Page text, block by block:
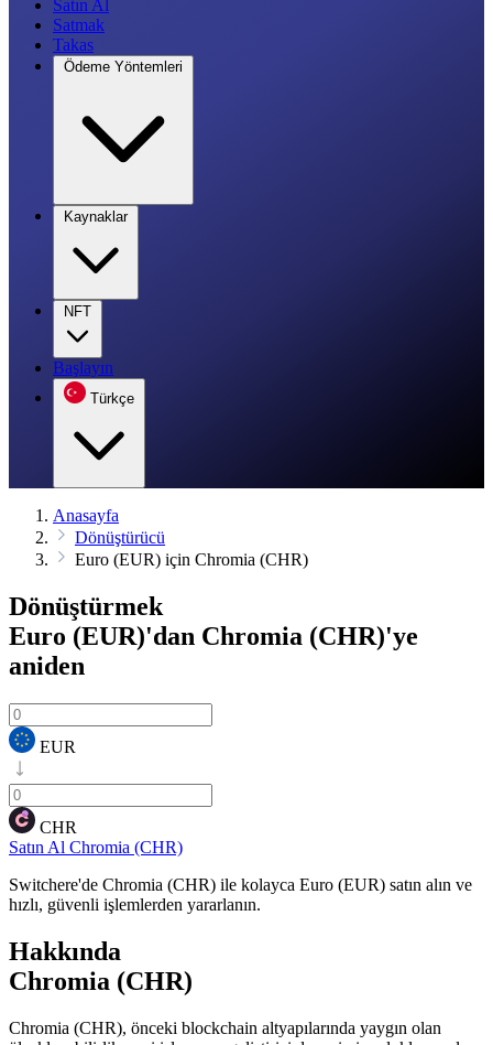
Satın Al
Satmak
Takas
Ödeme Yöntemleri
Kaynaklar
NFT
Başlayın
Türkçe
Anasayfa
Dönüştürücü
Euro (EUR) için Chromia (CHR)
Dönüştürmek
Euro (EUR)'dan Chromia (CHR)'ye
aniden
EUR
CHR
Satın Al Chromia (CHR)
Switchere'de Chromia (CHR) ile kolayca Euro (EUR) satın alın ve
hızlı, güvenli işlemlerden yararlanın.
Hakkında
Chromia (CHR)
Chromia (CHR), önceki blockchain altyapılarında yaygın olan